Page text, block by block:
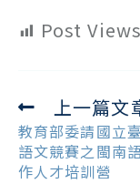
Post
Read
more
articles
上一篇文
教育部委請國立
語文競賽之閩南
作人才培訓營